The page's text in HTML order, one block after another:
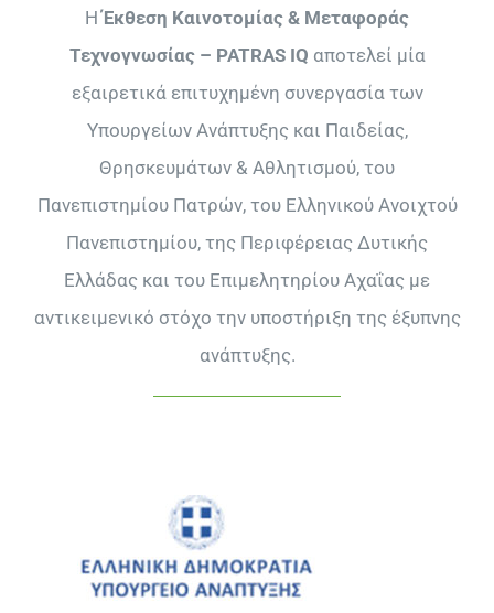
ΗΈκθεση Καινοτομίας & Μεταφοράς
Τεχνογνωσίας – PATRAS IQ αποτελεί μία
εξαιρετικά επιτυχημένη συνεργασία των
Υπουργείων Ανάπτυξης και Παιδείας,
Θρησκευμάτων & Αθλητισμού, του
Πανεπιστημίου Πατρών, του Ελληνικού Ανοιχτού
Πανεπιστημίου, της Περιφέρειας ∆υτικής
Ελλάδας και του Επιμελητηρίου Αχαΐας με
αντικειμενικό στόχο την υποστήριξη της έξυπνης
ανάπτυξης.